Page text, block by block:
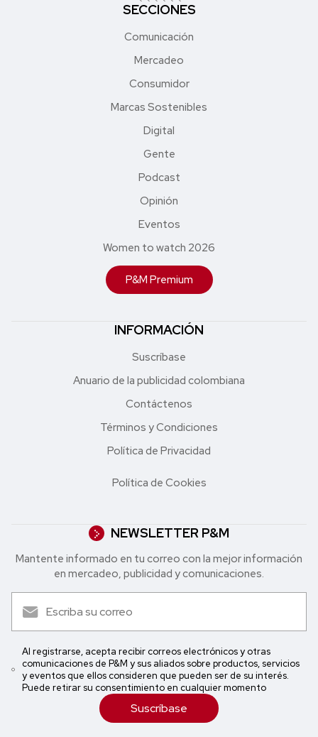
SECCIONES
Comunicación
Mercadeo
Consumidor
Marcas Sostenibles
Digital
Gente
Podcast
Opinión
Eventos
Women to watch 2026
P&M Premium
INFORMACIÓN
Suscríbase
Anuario de la publicidad colombiana
Contáctenos
Términos y Condiciones
Política de Privacidad
Política de Cookies
NEWSLETTER P&M
Mantente informado en tu correo con la mejor in formación
en mercadeo, publicidad y comunicaciones.
Al registrarse, acepta recibir correos electrónicos y otras
comunicaciones de P&M y sus aliados sobre productos, servicios
y eventos que ellos consideren que pueden ser de su interés.
Puede retirar su consentimiento en cualquier momento
Suscríbase